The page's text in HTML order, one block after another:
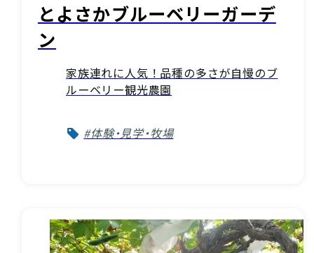
とよさかブルーベリーガーデ
ン
家族連れに人気！品種の多さが自慢のブ
ルーベリー観光農園
#体験・見学・牧場